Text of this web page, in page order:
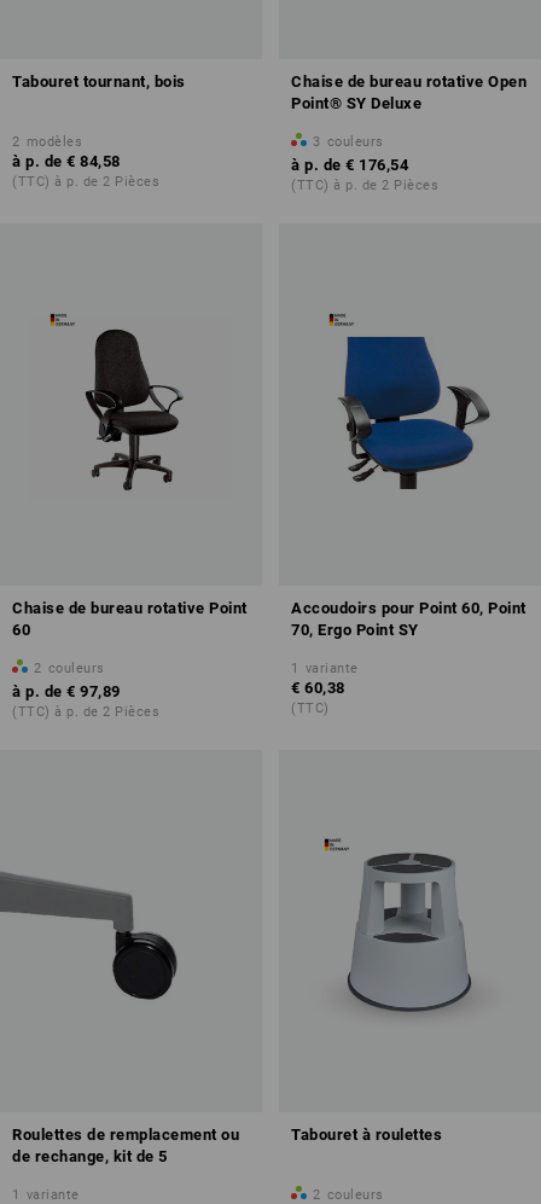
Tabouret tournant, bois
2 modèles
à p. de € 84,58
(TTC) à p. de 2 Pièces
Chaise de bureau rotative Open
Point® SY Deluxe
3 couleurs
à p. de € 176,54
(TTC) à p. de 2 Pièces
Chaise de bureau rotative Point
60
2 couleurs
à p. de € 97,89
(TTC) à p. de 2 Pièces
Accoudoirs pour Point 60, Point
70, Ergo Point SY
1 variante
€ 60,38
(TTC)
Roulettes de remplacement ou
de rechange, kit de 5
1 variante
Tabouret à roulettes
2 couleurs